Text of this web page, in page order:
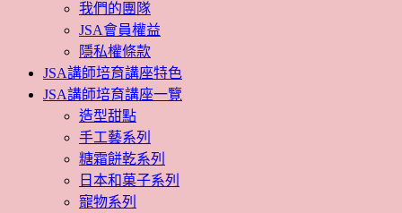
我們的團隊
JSA會員權益
隱私權條款
JSA講師培育講座特色
JSA講師培育講座一覽
造型甜點
手工藝系列
糖霜餅乾系列
日本和菓子系列
寵物系列